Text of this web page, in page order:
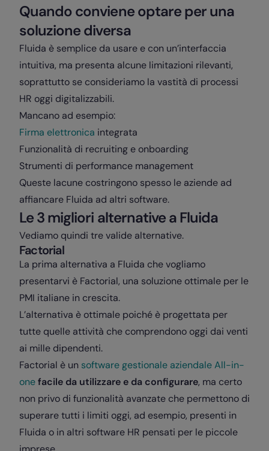
Quando conviene optare per una
soluzione diversa
Fluida è semplice da usare e con un’interfaccia
intuitiva, ma presenta alcune limitazioni rilevanti,
soprattutto se consideriamo la vastità di processi
HR oggi digitalizzabili.
Mancano ad esempio:
Firma elettronica integrata
Funzionalità di recruiting e onboarding
Strumenti di performance management
Queste lacune costringono spesso le aziende ad
affiancare Fluida ad altri software.
Le 3 migliori alternative a Fluida
Vediamo quindi tre valide alternative.
Factorial
La prima alternativa a Fluida che vogliamo
presentarvi è Factorial, una soluzione ottimale per le
PMI italiane in crescita.
L’alternativa è ottimale poiché è progettata per
tutte quelle attività che comprendono oggi dai venti
ai mille dipendenti.
Factorial è un software gestionale aziendale All-in-
onefacile da utilizzare e da configurare, ma certo
non privo di funzionalità avanzate che permettono di
superare tutti i limiti oggi, ad esempio, presenti in
Fluida o in altri software HR pensati per le piccole